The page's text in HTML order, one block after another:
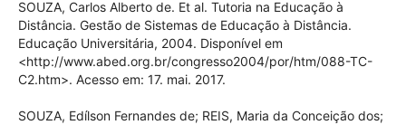
SOUZA, Carlos Alberto de. Et al. Tutoria na Educação à
Distância. Gestão de Sistemas de Educação à Distância.
Educação Universitária, 2004. Disponível em
<http://www.abed.org.br/congresso2004/por/htm/088-TC-
C2.htm>. Acesso em: 17. mai. 2017.
SOUZA, Edílson Fernandes de; REIS, Maria da Conceição dos;